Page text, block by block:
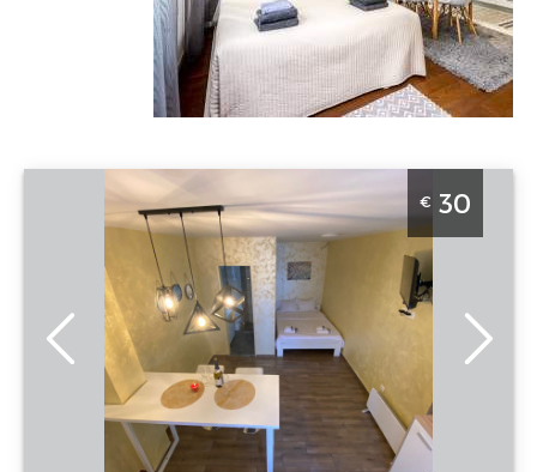
Studio Apartman steco central 2 Beograd Savski
Venac. Studio povrsine 25m2, za 2 osobe.
Lokacija:
Beograd Savski
Venac
Adresa:Plzenjska
30 €
Gosti:2
Kvadratura :
25
m2
Struktura :
Studio
€ 30